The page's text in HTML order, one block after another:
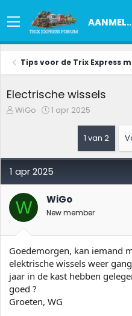
Tips voor de Trix Express
Electrische wissels
O
e
r
p
s
t
t
e
r
WiGo
S
a
t
u
1 apr 2025
1 van 2
1 apr 2025
W WiGo
New member
Goedemorgen, kan iemand
elektrische wissels weer
jaar in de kast hebben
goed ?
Groeten, WG